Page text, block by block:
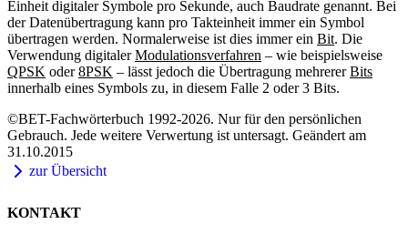
Einheit digitaler Symbole pro Sekunde, auch Baudrate genannt. Bei
der Datenübertragung kann pro Takteinheit immer ein Symbol
übertragen werden. Normalerweise ist dies immer ein Bit. Die
Verwendung digitalerModulationsverfahren – wie beispielsweise
QPSK oder8PSK – lässt jedoch die Übertragung mehrererBits
innerhalb eines Symbols zu, in diesem Falle 2 oder 3 Bits.
©BET-Fachwörterbuch 1992-2026. Nur für den persönlichen
Gebrauch. Jede weitere Verwertung ist untersagt. Geändert am
31.10.2015
zur Übersicht
KONTAKT